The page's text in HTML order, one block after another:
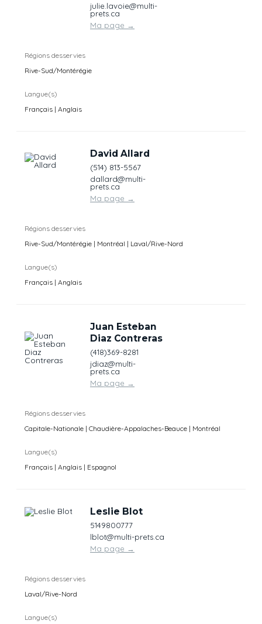
julie.lavoie@multi-
prets.ca
Ma page →
Régions desservies
Rive-Sud/Montérégie
Langue(s)
Français | Anglais
David Allard
(514) 813-5567
dallard@multi-
prets.ca
Ma page →
Régions desservies
Rive-Sud/Montérégie | Montréal | Laval/Rive-Nord
Langue(s)
Français | Anglais
Juan Esteban
Diaz Contreras
(418)369-8281
jdiaz@multi-
prets.ca
Ma page →
Régions desservies
Capitale-Nationale | Chaudière-Appalaches-Beauce | Montréal
Langue(s)
Français | Anglais | Espagnol
Leslie Blot
5149800777
lblot@multi-prets.ca
Ma page →
Régions desservies
Laval/Rive-Nord
Langue(s)